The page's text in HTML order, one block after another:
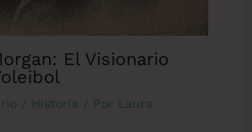
El Visionario
/ Historia / Por Laura